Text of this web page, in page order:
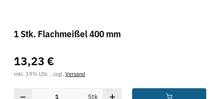
1 Stk. Flachmeißel 400 mm
13,23 €
inkl. 19% USt. , zzgl. Versand
Stk